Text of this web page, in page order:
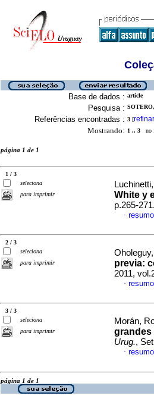
Base de dados : article
Pesquisa :
Referências encontradas : 3 [refinar
Mostrando: 1 .. 3 no
página 1 de 1
1 / 3
seleciona
para imprimir
White y
p.265-
·
2 / 3
seleciona
para imprimir
previa:
2011,
·
3 / 3
seleciona
para imprimir
Morán,
grandes
Urug.,
·
página 1 de 1